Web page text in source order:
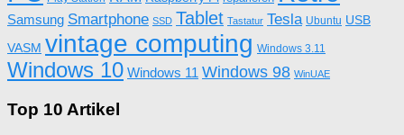
Samsung Smartphone SSD Tablet Tastatur Tesla Ubuntu USB
VASM vintage computing Windows 3.11
Windows 10 Windows 11 Windows 98 WinUAE
Top 10 Artikel